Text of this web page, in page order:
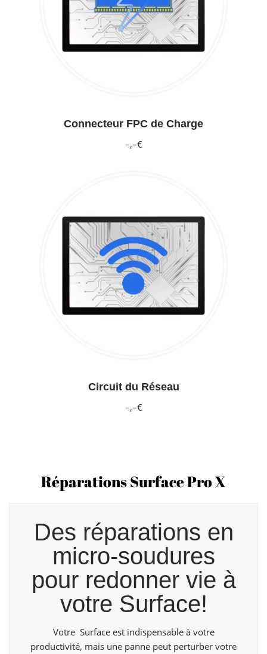
Connecteur FPC de Charge
–,–€
Circuit du Réseau
–,–€
Réparations Surface Pro X
Des réparations en
micro-soudures
pour redonner vie à
votre Surface!
Votre Surface est indispensable à votre
productivité, mais une panne peut perturber votre